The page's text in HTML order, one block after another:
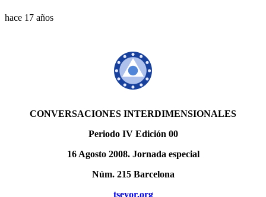
hace 17 años
CONVERSACIONES INTERDIMENSIONALES
Periodo IV Edición 00
16 Agosto 2008. Jornada especial
Núm. 215 Barcelona
tseyor.org